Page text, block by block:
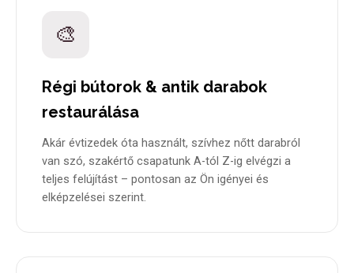
🎨
Régi bútorok & antik darabok
restaurálása
Akár évtizedek óta használt, szívhez nőtt darabról
van szó, szakértő csapatunk A-tól Z-ig elvégzi a
teljes felújítást – pontosan az Ön igényei és
elképzelései szerint.